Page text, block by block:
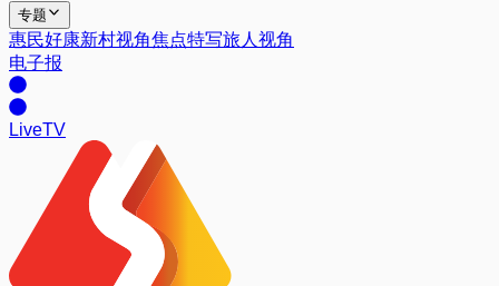
专题
惠民好康新村视角焦点特写旅人视角
电子报
LiveTV